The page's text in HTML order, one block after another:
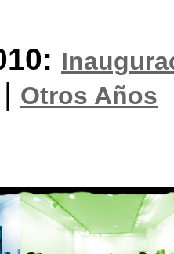
| Otros Años